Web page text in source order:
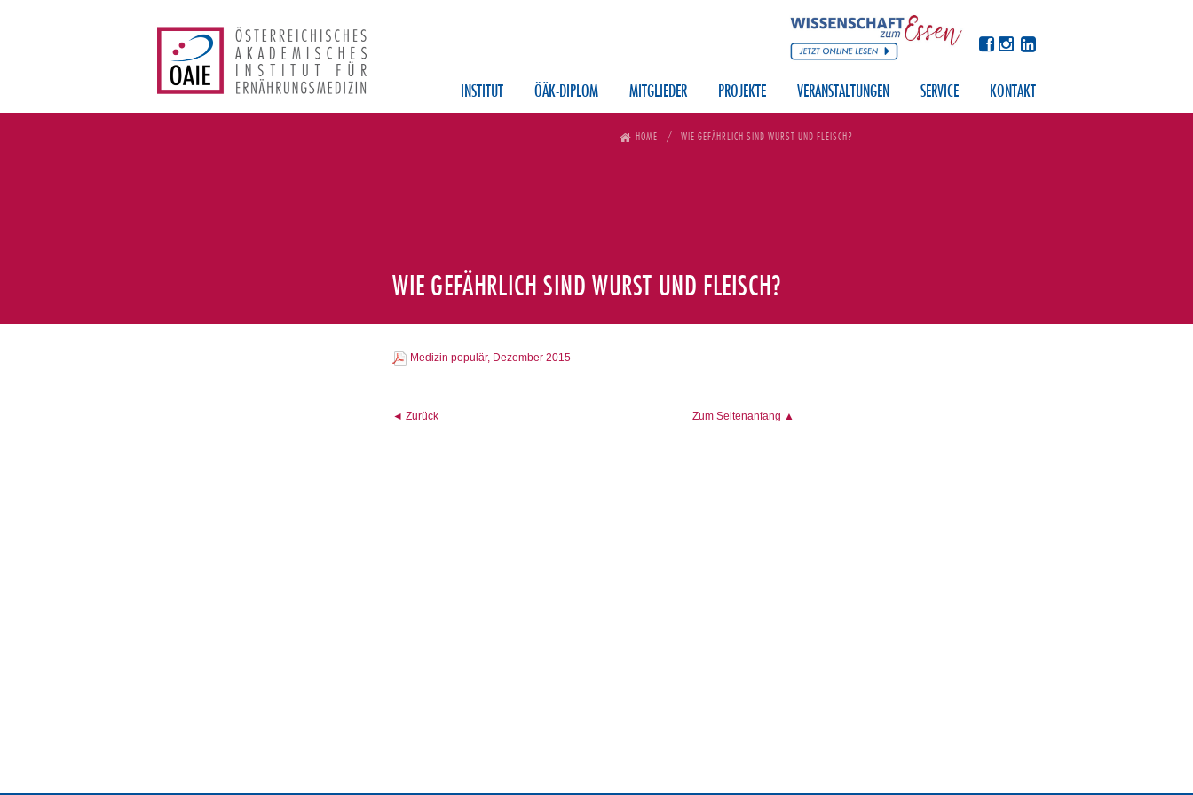
INSTITUT ÖÄK-DIPLOM MITGLIEDER PROJEKTE VERANSTALTUNGEN SERVICE KONTAKT
HOME WIE GEFÄHRLICH SIND WURST UND FLEISCH?
WIE GEFÄHRLICH SIND WURST UND FLEISCH?
Medizin populär, Dezember 2015
◄ Zurück Zum Seitenanfang ▲